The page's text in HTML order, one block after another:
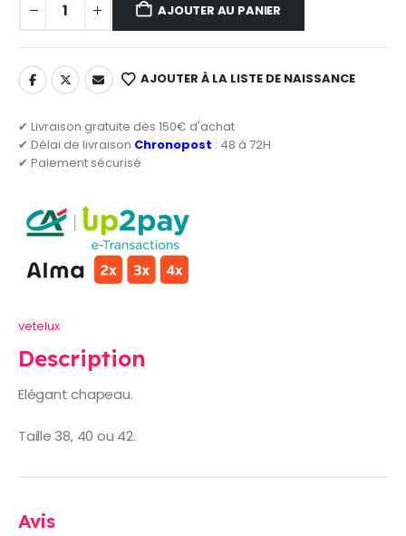
AJOUTER AU PANIER
AJOUTER À LA LISTE DE NAISSANCE
✔ Livraison gratuite dès 150€ d'achat
✔ Délai de livraison Chronopost : 48 à 72H
✔ Paiement sécurisé
vetelux
Description
Elégant chapeau.
Taille 38, 40 ou 42.
Avis